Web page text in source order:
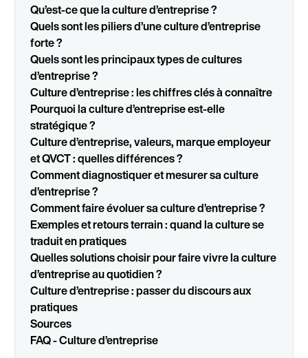
Qu’est-ce que la culture d’entreprise ?
Quels sont les piliers d’une culture d’entreprise
forte ?
Quels sont les principaux types de cultures
d’entreprise ?
Culture d’entreprise : les chiffres clés à connaître
Pourquoi la culture d’entreprise est-elle
stratégique ?
Culture d’entreprise, valeurs, marque employeur
et QVCT : quelles différences ?
Comment diagnostiquer et mesurer sa culture
d’entreprise ?
Comment faire évoluer sa culture d’entreprise ?
Exemples et retours terrain : quand la culture se
traduit en pratiques
Quelles solutions choisir pour faire vivre la culture
d’entreprise au quotidien ?
Culture d’entreprise : passer du discours aux
pratiques
Sources
FAQ - Culture d’entreprise